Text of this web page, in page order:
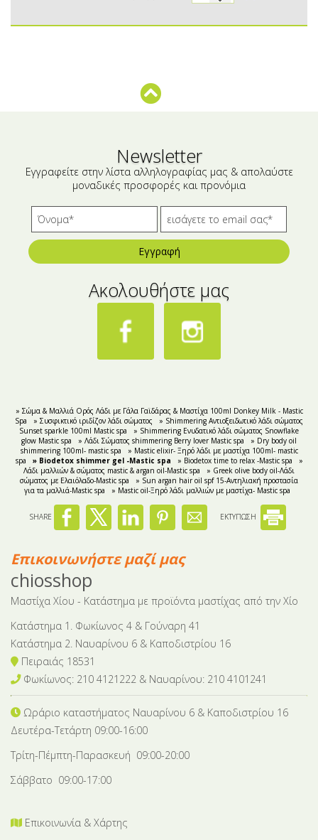
Κεραλοιφές
Μακιγιάζ
Αλμυρά snacks
Ροφήματα
Αλάτι
Αλόη
Αλίπαστα Ψαρικά
Διάφορα
Έτοιμα Μείγματα
Newsletter
Εγγραφείτε στην λίστα αλληλογραφίας μας & απολαύστε
μοναδικές προσφορές και προνόμια
Εγγραφή
Ακολουθήστε μας
» Σώμα & Μαλλιά Ορός Λάδι με Γάλα Γαϊδάρας & Μαστίχα 100ml Donkey Milk - Mastic
Spa
» Συσφικτικό ιριδίζον λάδι σώματος
» Shimmering Αντιοξειδωτικό λάδι σώματος
Sunset sparkle 100ml Mastic spa
» Shimmering Ενυδατικό λάδι σώματος Snowflake
glow Mastic spa
» Λάδι Σώματος shimmering Berry lover Mastic spa
» Dry body oil
shimmering 100ml- mastic spa
» Mastic elixir- Ξηρό λάδι με μαστίχα 100ml- mastic
spa
» Biodetox shimmer gel -Mastic spa » Biodetox time to relax -Mastic spa
»
Λάδι μαλλιών & σώματος mastic & argan oil-Mastic spa
» Greek olive body oil-Λάδι
σώματος με Ελαιόλαδο-Mastic spa
» Sun argan hair oil spf 15-Αντηλιακή προστασία
για τα μαλλιά-Mastic spa
» Mastic oil-Ξηρό λάδι μαλλιών με μαστίχα- Mastic spa
SHARE ΕΚΤΥΠΩΣΗ
Επικοινωνήστε μαζί μας
chiosshop
Μαστίχα Χίου - Κατάστημα με προϊόντα μαστίχας από την Χίο
Κατάστημα 1. Φωκίωνος 4 & Γούναρη 41
Κατάστημα 2. Ναυαρίνου 6 & Καποδιστρίου 16
Πειραιάς 18531
Φωκίωνος: 210 4121222 & Nαυαρίνου: 210 4101241
Ωράριο καταστήματος Ναυαρίνου 6 & Καποδιστρίου 16
Δευτέρα-Tετάρτη 09:00-16:00
Τρίτη-Πέμπτη-Παρασκευή 09:00-20:00
Σάββατο 09:00-17:00
Επικοινωνία & Χάρτης